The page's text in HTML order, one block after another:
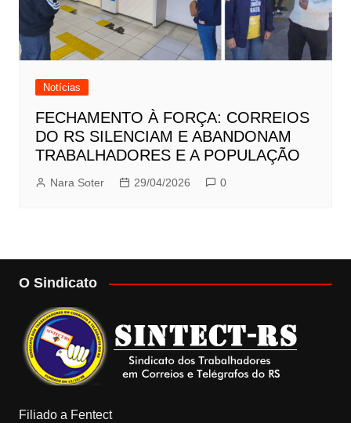
Notícias
FECHAMENTO À FORÇA: CORREIOS
DO RS SILENCIAM E ABANDONAM
TRABALHADORES E A POPULAÇÃO
Nara Soter 29/04/2026 0
O Sindicato
Filiado a Fentect